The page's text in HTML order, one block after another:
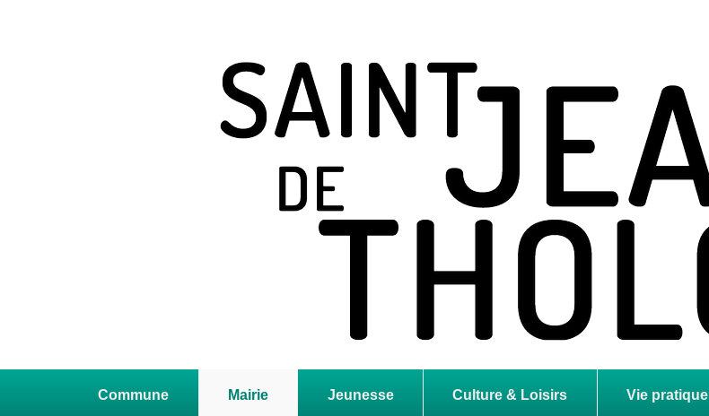
Commune Mairie Jeunesse Culture & Loisirs Vie pratique